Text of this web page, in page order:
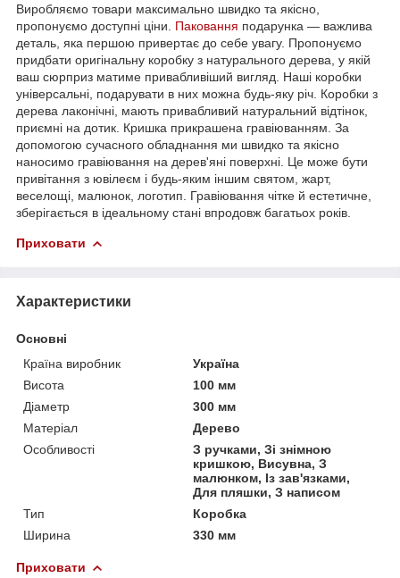
Виробляємо товари максимально швидко та якісно,
пропонуємо доступні ціни. Паковання подарунка — важлива
деталь, яка першою привертає до себе увагу. Пропонуємо
придбати оригінальну коробку з натурального дерева, у якій
ваш сюрприз матиме привабливіший вигляд. Наші коробки
універсальні, подарувати в них можна будь-яку річ. Коробки з
дерева лаконічні, мають привабливий натуральний відтінок,
приємні на дотик. Кришка прикрашена гравіюванням. За
допомогою сучасного обладнання ми швидко та якісно
наносимо гравіювання на дерев'яні поверхні. Це може бути
привітання з ювілеєм і будь-яким іншим святом, жарт,
веселощі, малюнок, логотип. Гравіювання чітке й естетичне,
зберігається в ідеальному стані впродовж багатьох років.
Приховати
Характеристики
Основні
Країна виробник
Україна
Висота
100 мм
Діаметр
300 мм
Матеріал
Дерево
Особливості
З ручками, Зі знімною
кришкою, Висувна, З
малюнком, Із зав'язками,
Для пляшки, З написом
Тип
Коробка
Ширина
330 мм
Приховати